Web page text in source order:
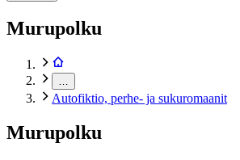
Murupolku
Autofiktio, perhe- ja sukuromaanit
Murupolku